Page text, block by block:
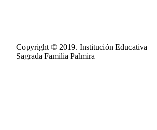
Copyright © 2019. Institución Educativa
Sagrada Familia Palmira